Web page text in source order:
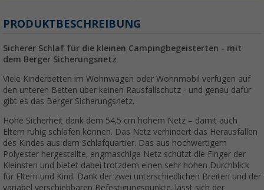
PRODUKTBESCHREIBUNG
Sicherer Schlaf für die kleinen Campingbegeisterten - mit
dem Berger Sicherungsnetz
Viele Kinderbetten im Wohnwagen oder Wohnmobil verfügen auf
den unteren Betten über keinen Rausfallschutz - und genau dafür
gibt es das Berger Sicherungsnetz.
Hohe Sicherheit dank dem 54,5 cm hohem Netz – damit auch
Eltern ruhig schlafen können. Das Netz verhindert das Herausfallen
des Kindes aus dem Schlafquartier. Das aus hochwertigem
Polyester hergestellte, engmaschige Netz schützt die Finger der
Kleinsten und bietet dabei trotzdem einen sehr hohen Durchblick
für Eltern und Kind. Dank der zwei unterschiedlichen Breiten und der
variabel verschiebbaren Befestigungspunkte, lässt sich der